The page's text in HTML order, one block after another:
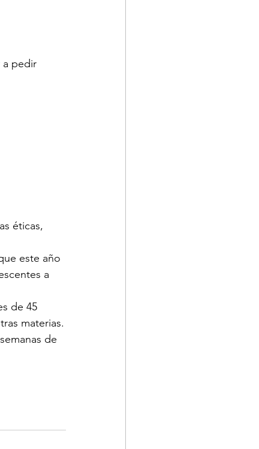
a pedir
éticas,
este año
a
de 45
materias.
de